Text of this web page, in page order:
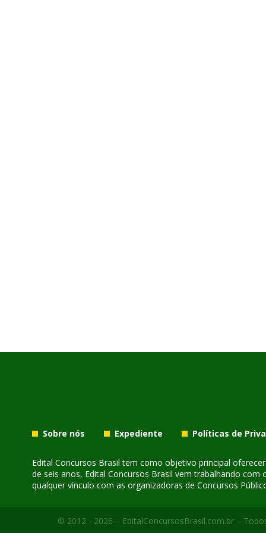
Sobre nós Expediente Políticas de
Edital Concursos Brasil tem como objetivo principal
de seis anos, Edital Concursos Brasil vem trabalhando
qualquer vínculo com as organizadoras de Concursos
© 2012 - 2026 – EditalConcursosBrasil.com.br –